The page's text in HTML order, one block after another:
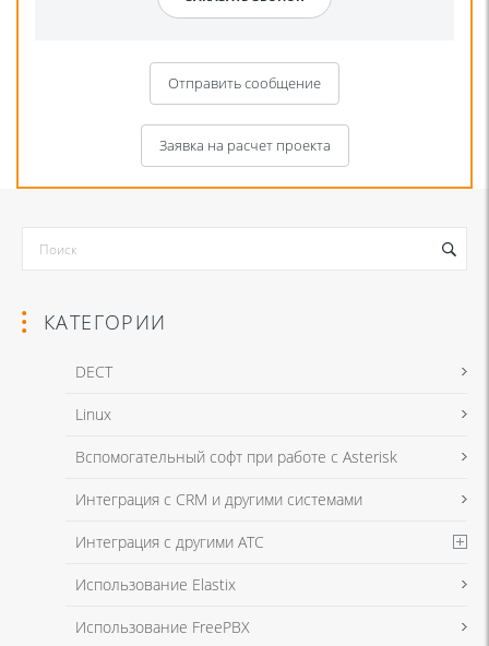
Отправить сообщение
Я даю согласие на обработку моих персональных данных для связи
в соответствии сПолитикой в отношении обработки персональных
Заявка на расчет проекта
Я даю согласие на обработку моих персональных данных для связи
в соответствии с Политикой в отношении обработки персональных
КАТЕГОРИИ
DECT
Linux
Вспомогательный софт при работе с Asterisk
Интеграция с CRM и другими системами
Интеграция с другими АТС
Использование Elastix
Использование FreePBX